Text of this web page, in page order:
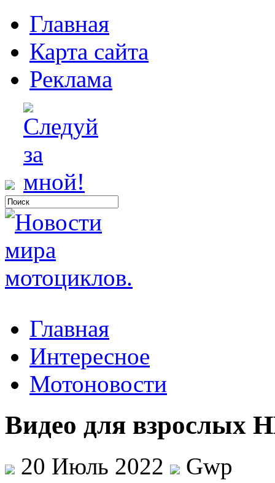
Главная
Карта сайта
Реклама
Главная
Интересное
Мотоновости
Видео для взрослых
20 Июль 2022
Gwp